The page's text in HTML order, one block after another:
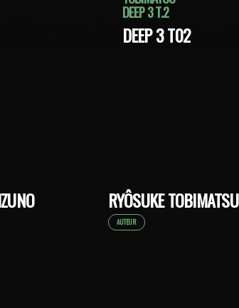
DEEP 3 T.2
DEEP 3 T02
RYÔSUKE TOBIMATSU
AUTEUR